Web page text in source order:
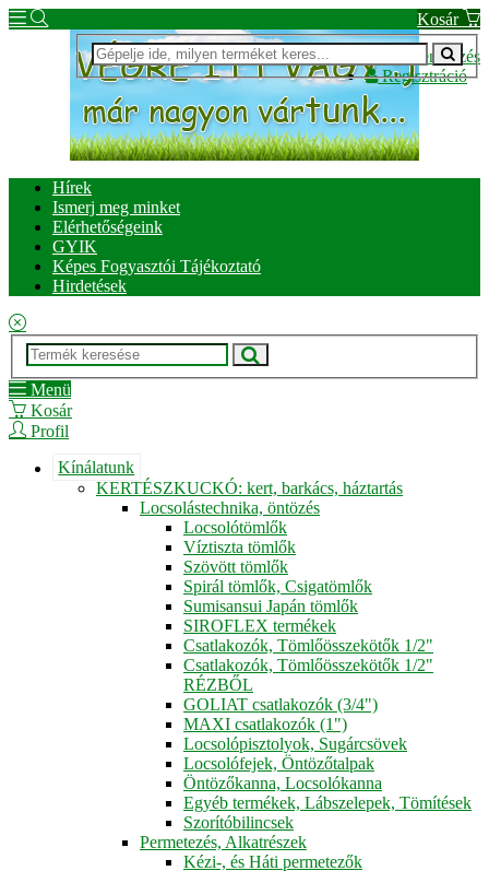
Kosár
Bejelentkezés
Regisztráció
Hírek
Ismerj meg minket
Elérhetőségeink
GYIK
Képes Fogyasztói Tájékoztató
Hirdetések
Menü
Kosár
Profil
Kínálatunk
KERTÉSZKUCKÓ: kert, barkács, háztartás
Locsolástechnika, öntözés
Locsolótömlők
Víztiszta tömlők
Szövött tömlők
Spirál tömlők, Csigatömlők
Sumisansui Japán tömlők
SIROFLEX termékek
Csatlakozók, Tömlőösszekötők 1/2"
Csatlakozók, Tömlőösszekötők 1/2"
RÉZBŐL
GOLIAT csatlakozók (3/4")
MAXI csatlakozók (1")
Locsolópisztolyok, Sugárcsövek
Locsolófejek, Öntözőtalpak
Öntözőkanna, Locsolókanna
Egyéb termékek, Lábszelepek, Tömítések
Szorítóbilincsek
Permetezés, Alkatrészek
Kézi-, és Háti permetezők